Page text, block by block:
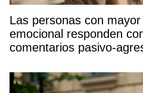
Las personas con
emocional responden
comentarios pasivo-